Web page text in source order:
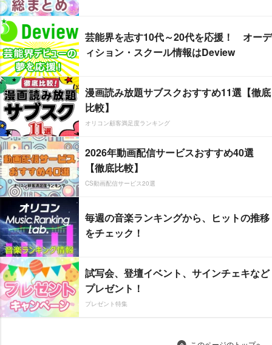
芸能界を志す10代～20代を応援！ オーデ
ィション・スクール情報はDeview
漫画読み放題サブスクおすすめ11選【徹底
比較】
オリコン顧客満足度ランキング
2026年動画配信サービスおすすめ40選
【徹底比較】
CS動画配信サービス20選
毎週の音楽ランキングから、ヒットの推移
をチェック！
試写会、登壇イベント、サインチェキなど
プレゼント！
プレゼント特集